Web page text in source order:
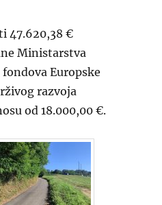
47.620,38 €
Ministarstva
Europske
razvoja
od 18.000,00 €.